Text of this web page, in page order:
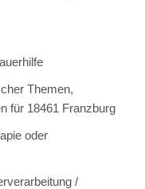
Themen,
für 18461 Franzburg
oder
/